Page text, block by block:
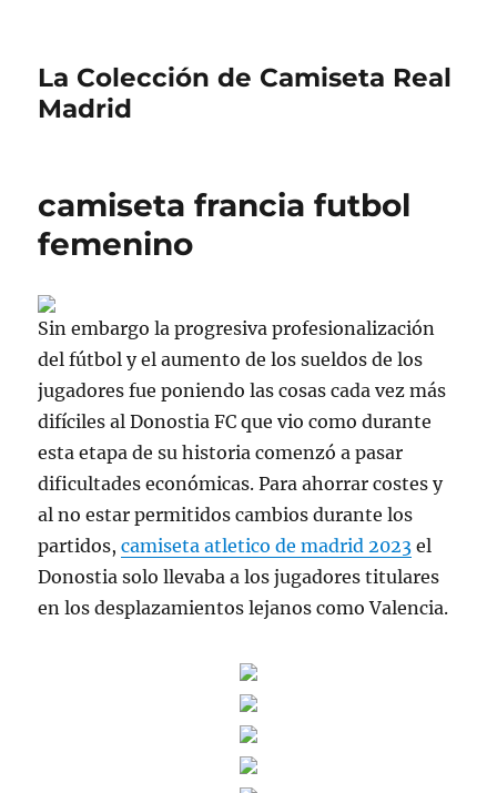
La Colección de Camiseta Real
Madrid
camiseta francia futbol
femenino
Sin embargo la progresiva profesionalización
del fútbol y el aumento de los sueldos de los
jugadores fue poniendo las cosas cada vez más
difíciles al Donostia FC que vio como durante
esta etapa de su historia comenzó a pasar
dificultades económicas. Para ahorrar costes y
al no estar permitidos cambios durante los
partidos,camiseta atletico de madrid 2023 el
Donostia solo llevaba a los jugadores titulares
en los desplazamientos lejanos como Valencia.